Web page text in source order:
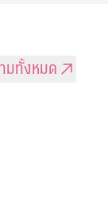
มทั้งหมด